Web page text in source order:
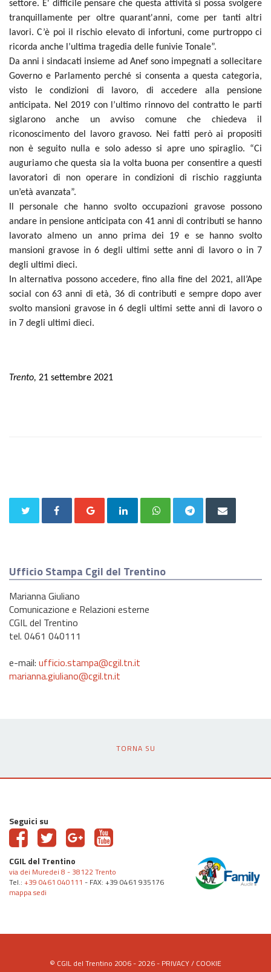
settore. E' difficile pensare che questa attività si possa svolgere
tranquillamente per oltre quarant'anni, come per tanti altri
lavori. C’è poi il rischio elevato di infortuni, come purtroppo ci
ricorda anche l’ultima tragedia delle funivie Tonale”.
Da anni i sindacati insieme ad Anef sono impegnati a sollecitare
Governo e Parlamento perché si consenta a questa categoria,
visto le condizioni di lavoro, di accedere alla pensione
anticipata. Nel 2019 con l’ultimo rinnovo del contratto le parti
siglarono anche un avviso comune che chiedeva il
riconoscimento del lavoro gravoso. Nei fatti però ai propositi
non è seguito nulla e solo adesso si apre uno spiraglio. “Ci
auguriamo che questa sia la volta buona per consentire a questi
lavoratori di non operare in condizioni di rischio raggiunta
un’età avanzata”.
Il personale che hanno svolto occupazioni gravose possono
andare in pensione anticipata con 41 anni di contributi se hanno
lavorato almeno un anno prima dei 19 e se hanno svolto
mansioni gravose in 6 degli ultimi sette anni di lavoro o in 7
degli ultimi dieci.
In alternativa possono accedere, fino alla fine del 2021, all’Ape
social con 63 anni di età, 36 di contributi e sempre dopo aver
svolto mansioni gravose in 6 degli ultimi sette anni di lavoro o
in 7 degli ultimi dieci.
Trento, 21 settembre 2021
Ufficio Stampa Cgil del Trentino
Marianna Giuliano
Comunicazione e Relazioni esterne
CGIL del Trentino
tel. 0461 040111
e-mail: ufficio.stampa@cgil.tn.it
marianna.giuliano@cgil.tn.it
TORNA SU
Seguici su
CGIL del Trentino
via dei Muredei 8 - 38122 Trento
Tel.: +39 0461 040111 - FAX: +39 0461 935176
mappa sedi
© CGIL del Trentino 2006 - 2026 - PRIVACY/ COOKIE